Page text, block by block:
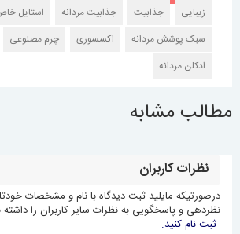
زیبایی جذابیت جذابیت مردانه
استایل
سبک پوشش مردانه
اکسسوری چرم مصنوعی
ادکلن مردانه
مطالب مشابه
نظرات کاربران
درصورتیکه مایلید ثبت دیدگاه با نام و مشخصات
نظردهی و پاسخگویی به نظرات سایر کاربران را داشته
ثبت نام کنید.